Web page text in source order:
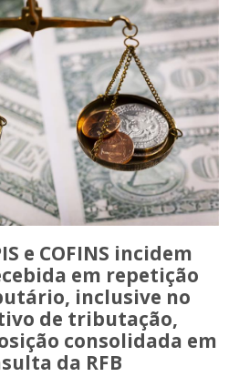
e COFINS incidem
em repetição
inclusive no
de tributação,
consolidada em
da RFB